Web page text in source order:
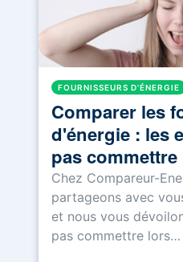
FOURNISSEURS D'ÉNERGIE
Comparer les
d'énergie : les
pas commettre
Chez Compareur-
partageons avec
et nous vous
pas commettre lors…